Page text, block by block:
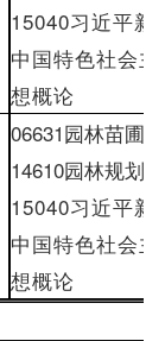
15040习近平新
中国特色社会
想概论
06631园林苗圃学
14610园林规划
15040习近平新
中国特色社会
想概论